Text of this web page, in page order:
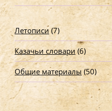
Летописи(7)
Казачьи словари(6)
Общие материалы (50)